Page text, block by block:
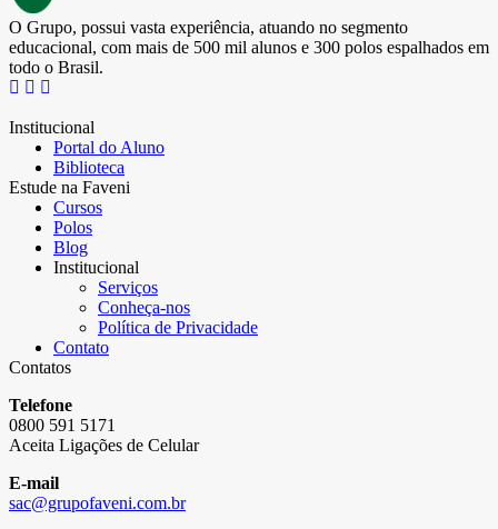
O Grupo, possui vasta experiência, atuando no segmento
educacional, com mais de 500 mil alunos e 300 polos espalhados em
todo o Brasil.
Institucional
Portal do Aluno
Biblioteca
Estude na Faveni
Cursos
Polos
Blog
Institucional
Serviços
Conheça-nos
Política de Privacidade
Contato
Contatos
Telefone
0800 591 5171
Aceita Ligações de Celular
E-mail
sac@grupofaveni.com.br